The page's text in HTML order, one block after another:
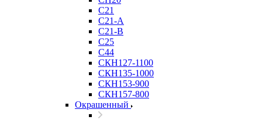
С21
С21-А
С21-В
С25
С44
СКН127-1100
СКН135-1000
СКН153-900
СКН157-800
Окрашенный